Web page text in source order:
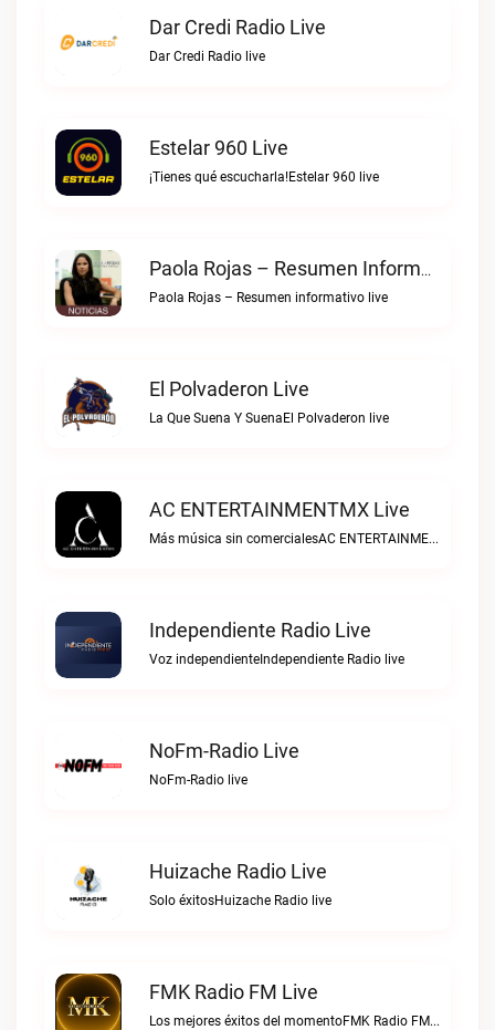
Dar Credi Radio Live
Dar Credi Radio live
Estelar 960 Live
¡Tienes qué escucharla!Estelar 960 live
Paola Rojas – Resumen Informativo Live
Paola Rojas – Resumen informativo live
El Polvaderon Live
La Que Suena Y SuenaEl Polvaderon live
AC ENTERTAINMENTMX Live
Más música sin comercialesAC ENTERTAINMENTMX live
Independiente Radio Live
Voz independienteIndependiente Radio live
NoFm-Radio Live
NoFm-Radio live
Huizache Radio Live
Solo éxitosHuizache Radio live
FMK Radio FM Live
Los mejores éxitos del momentoFMK Radio FM live